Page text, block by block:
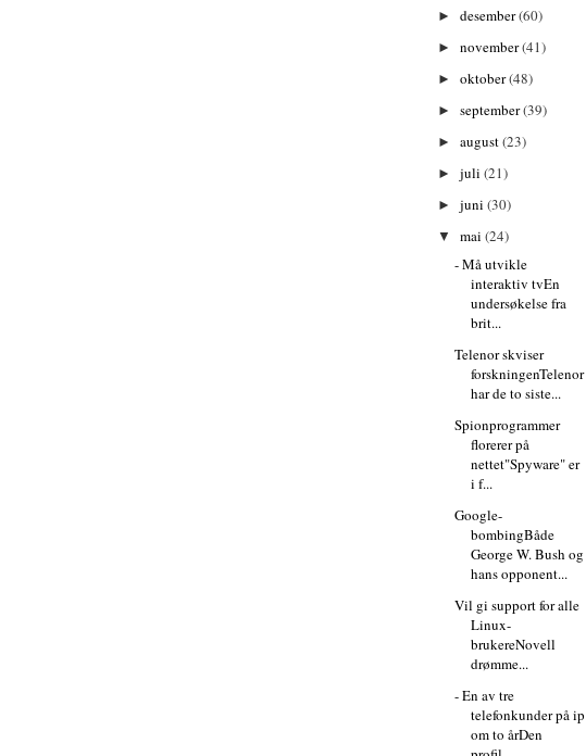
► desember(60)
► november(41)
► oktober(48)
► september(39)
► august(23)
► juli (21)
► juni (30)
▼ mai (24)
- Må utvikle
interaktiv tvEn
undersøkelse fra
brit...
Telenor skviser
forskningenTelenor
har de to siste...
Spionprogrammer
florerer på
nettet"Spyware" er
i f...
Google-
bombingBåde
George W. Bush og
hans opponent...
Vil gi support for alle
Linux-
brukereNovell
drømme...
- En av tre
telefonkunder på ip
om to årDen